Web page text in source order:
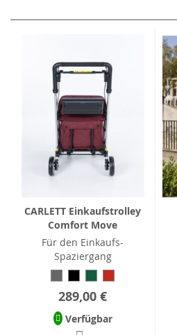
CARLETT Einkaufstrolley
Comfort Move
Für den Einkaufs-
Spaziergang
289,00 €
Verfügbar